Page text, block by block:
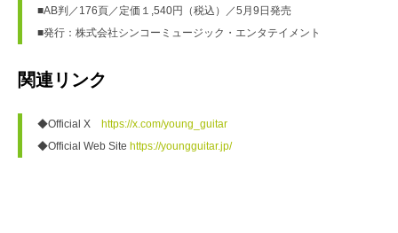
■AB判／176頁／定価１,540円（税込）／5月9日発売
■発行：株式会社シンコーミュージック・エンタテイメント
関連リンク
◆Official X https://x.com/young_guitar
◆Official Web Site https://youngguitar.jp/